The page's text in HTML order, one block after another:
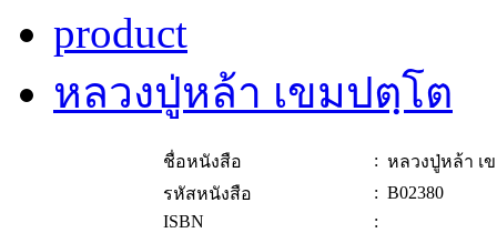
product
หลวงปู่หล้า เขมปตฺโต
ชื่อหนังสือ : หลวงปู่หล้า เ
รหัสหนังสือ
: B02380
ISBN
: